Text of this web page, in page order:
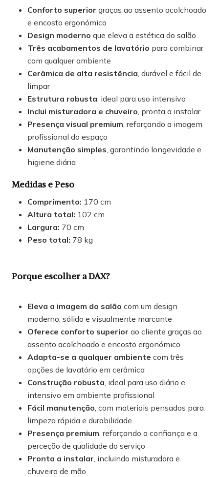
Conforto superior graças ao assento acolchoado
e encosto ergonómico
Design moderno que eleva a estética do salão
Três acabamentos de lavatório para combinar
com qualquer ambiente
Cerâmica de alta resistência, durável e fácil de
limpar
Estrutura robusta, ideal para uso intensivo
Inclui misturadora e chuveiro, pronta a instalar
Presença visual premium, reforçando a imagem
profissional do espaço
Manutenção simples, garantindo longevidade e
higiene diária
Medidas e Peso
Comprimento: 170 cm
Altura total: 102 cm
Largura: 70 cm
Peso total: 78 kg
Porque escolher a DAX?
Eleva a imagem do salão com um design
moderno, sólido e visualmente marcante
Oferece conforto superior ao cliente graças ao
assento acolchoado e encosto ergonómico
Adapta-se a qualquer ambiente com três
opções de lavatório em cerâmica
Construção robusta, ideal para uso diário e
intensivo em ambiente profissional
Fácil manutenção, com materiais pensados para
limpeza rápida e durabilidade
Presença premium, reforçando a confiança e a
perceção de qualidade do serviço
Pronta a instalar, incluindo misturadora e
chuveiro de mão